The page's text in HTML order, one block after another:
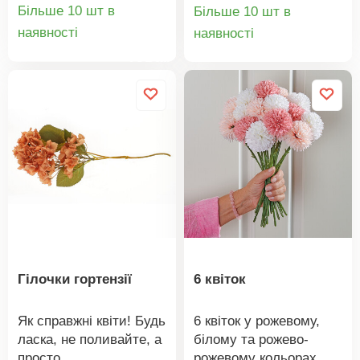
догляду. Вони штучні,
умов, ідеальні для
цілий рік. Для вазонів
або ящиків. Не
потребують догляду +
стійкі до погодних
Більше 10 шт в
наявності
Більше 10 шт в
наявності
Гілочки гортензії
Як справжні квіти! Будь
ласка, не поливайте, а
6 квіток
6 квіток у рожевому,
білому та рожево-